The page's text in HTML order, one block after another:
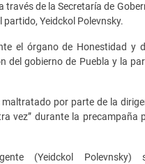
través de la Secretaría de
Yeidckol Polevnsky.
el órgano de Honestidad y
del gobierno de Puebla y la
por parte de la
vez” durante la precampaña
(Yeidckol